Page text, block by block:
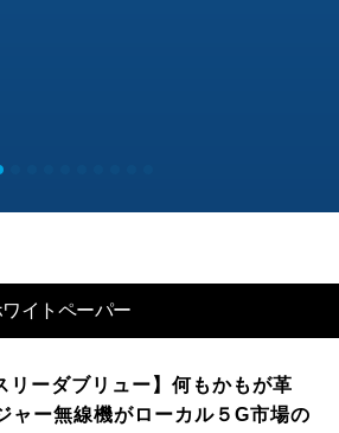
イトペーパー
リーダブリュー】何もかもが革
ャー無線機がローカル５G市場の